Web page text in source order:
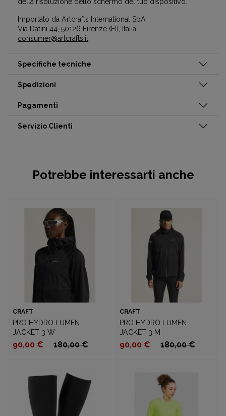
Importato da Artcrafts International SpA
Via Datini 44, 50126 Firenze (FI), Italia
consumer@artcrafts.it
Specifiche tecniche
Spedizioni
Pagamenti
Servizio Clienti
Potrebbe interessarti anche
CRAFT
PRO HYDRO LUMEN
JACKET 3 W
90,00 € 180,00 €
CRAFT
PRO HYDRO LUMEN
JACKET 3 M
90,00 € 180,00 €